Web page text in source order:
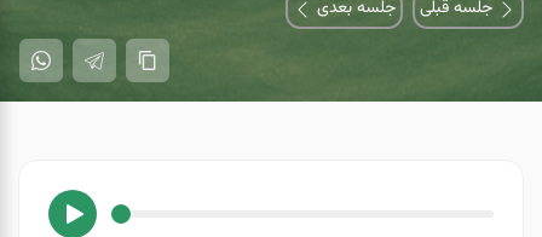
جلسه قبلی جلسه بعدی